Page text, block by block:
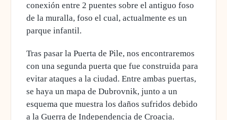
conexión entre 2 puentes sobre el antiguo foso
de la muralla, foso el cual, actualmente es un
parque infantil.
Tras pasar la Puerta de Pile,nos encontraremos
con una segunda puerta que fue construida para
evitar ataques a la ciudad. Entre ambas puertas,
se haya un mapa de Dubrovnik, junto a un
esquema que muestra los daños sufridos debido
a la Guerra de Independencia de Croacia.